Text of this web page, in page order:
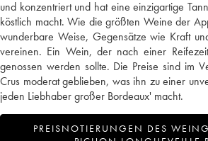
und konzentriert und hat eine einzigartige
köstlich macht. Wie die größten Weine der
wunderbare Weise, Gegensätze wie Kraft
vereinen. Ein Wein, der nach einer
genossen werden sollte. Die Preise sind im
Crus moderat geblieben, was ihn zu einer
jeden Liebhaber großer Bordeaux' macht.
PREISNOTIERUNGEN DES